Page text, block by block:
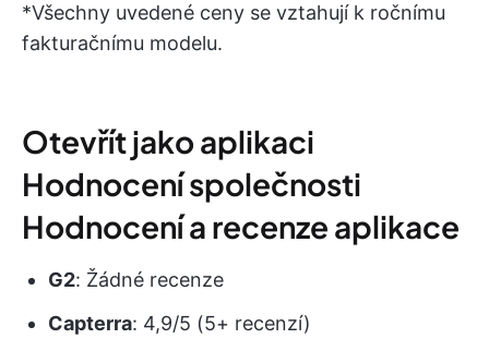
*Všechny uvedené ceny se vztahují k ročnímu
fakturačnímu modelu.
Otevřít jako aplikaci
Hodnocení společnosti
Hodnocení a recenze aplikace
G2: Žádné recenze
Capterra: 4,9/5 (5+ recenzí)